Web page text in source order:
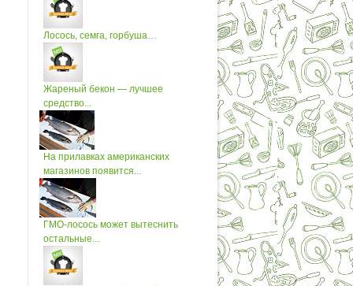
Лосось, семга, горбуша…
Жареный бекон — лучшее
средство...
На прилавках американских
магазинов появится...
ГМО-лосось может вытеснить
остальные...